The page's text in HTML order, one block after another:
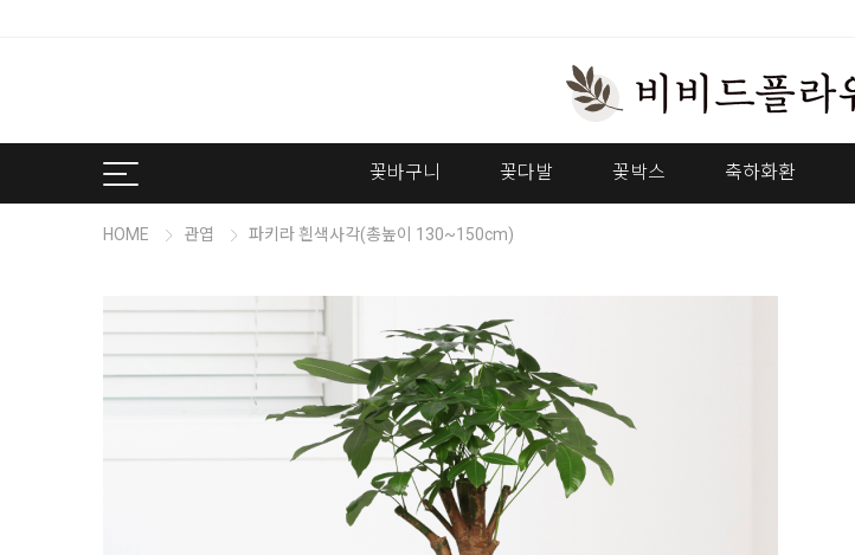
꽃바구니 꽃다발 꽃박스 축하화환
HOME 관엽 파키라 흰색사각(총높이 130~150cm)